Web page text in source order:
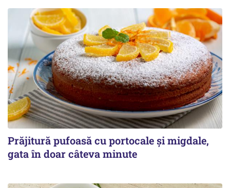
Prăjitură pufoasă cu portocale și migdale,
gata în doar câteva minute